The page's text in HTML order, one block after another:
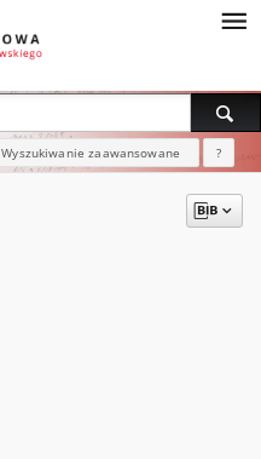
Wyszukiwanie zaawansowane ?